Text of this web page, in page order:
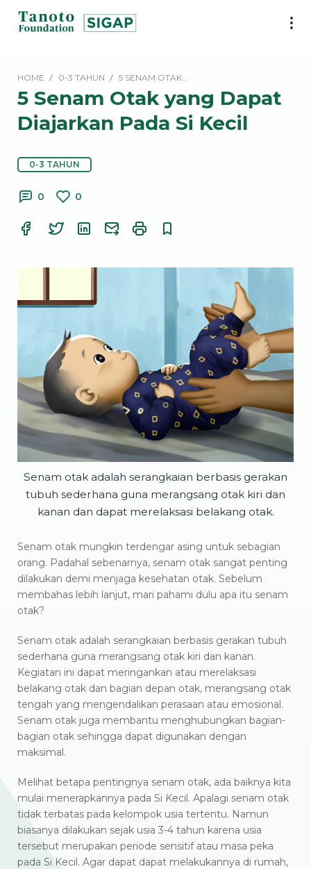
SIGAP
Foundation
HOME 0-3 TAHUN 5 SENAM OTAK…
5 Senam Otak yang Dapat
Diajarkan Pada Si Kecil
0-3 TAHUN
0 0
Senam otak adalah serangkaian berbasis gerakan
tubuh sederhana guna merangsang otak kiri dan
kanan dan dapat merelaksasi belakang otak.
Senam otak mungkin terdengar asing untuk sebagian
orang. Padahal sebenarnya, senam otak sangat penting
dilakukan demi menjaga kesehatan otak. Sebelum
membahas lebih lanjut, mari pahami dulu apa itu senam
otak?
Senam otak adalah serangkaian berbasis gerakan tubuh
sederhana guna merangsang otak kiri dan kanan.
Kegiatan ini dapat meringankan atau merelaksasi
belakang otak dan bagian depan otak, merangsang otak
tengah yang mengendalikan perasaan atau emosional.
Senam otak juga membantu menghubungkan bagian-
bagian otak sehingga dapat digunakan dengan
maksimal.
Melihat betapa pentingnya senam otak, ada baiknya kita
mulai menerapkannya pada Si Kecil. Apalagi senam otak
tidak terbatas pada kelompok usia tertentu. Namun
biasanya dilakukan sejak usia 3-4 tahun karena usia
tersebut merupakan periode sensitif atau masa peka
pada Si Kecil. Agar dapat dapat melakukannya di rumah,